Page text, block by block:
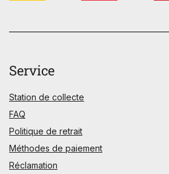
Service
Station de collecte
FAQ
Politique de retrait
Méthodes de paiement
Réclamation